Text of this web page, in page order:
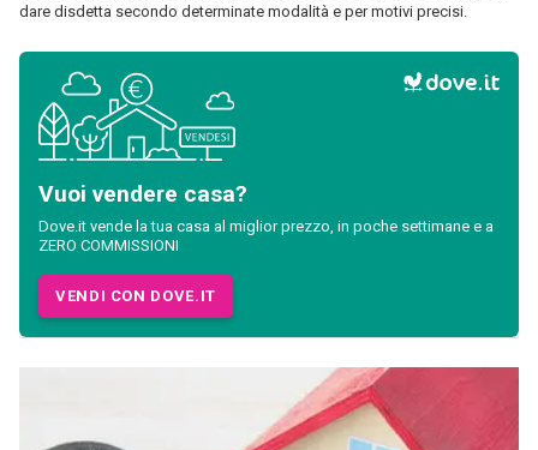
dare disdetta secondo determinate modalità e per motivi precisi.
Vuoi vendere casa?
Dove.it vende la tua casa al miglior prezzo, in poche settimane e a
ZERO COMMISSIONI
VENDI CON DOVE.IT